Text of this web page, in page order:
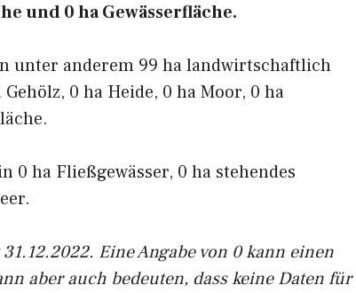
und 0 ha Gewässerfläche.
unter anderem 99 ha landwirtschaftlich
0 ha Heide, 0 ha Moor, 0 ha
0 ha Fließgewässer, 0 ha stehendes
Eine Angabe von 0 kann einen
aber auch bedeuten, dass keine Daten für